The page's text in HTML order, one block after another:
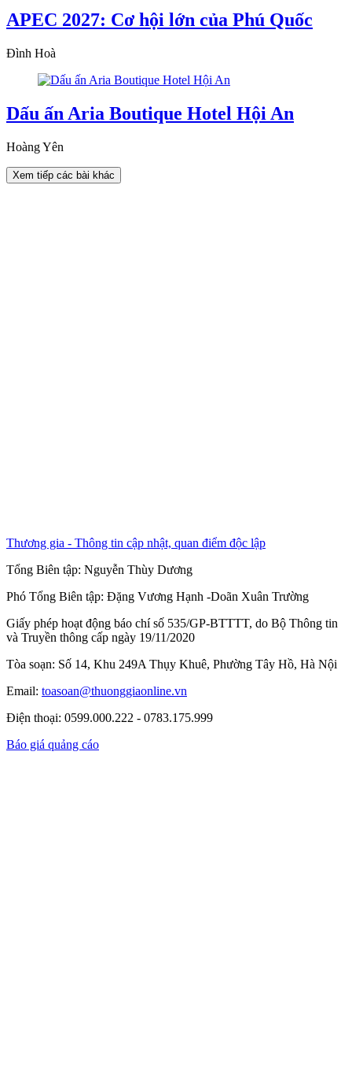
APEC 2027: Cơ hội lớn của Phú Quốc
Đình Hoà
Dấu ấn Aria Boutique Hotel Hội An
Hoàng Yên
Xem tiếp các bài khác
Thương gia - Thông tin cập nhật, quan điểm độc lập
Tổng Biên tập: Nguyễn Thùy Dương
Phó Tổng Biên tập: Đặng Vương Hạnh -Doãn Xuân Trường
Giấy phép hoạt động báo chí số 535/GP-BTTTT, do Bộ Thông tin
và Truyền thông cấp ngày 19/11/2020
Tòa soạn: Số 14, Khu 249A Thụy Khuê, Phường Tây Hồ, Hà Nội
Email: toasoan@thuonggiaonline.vn
Điện thoại: 0599.000.222 - 0783.175.999
Báo giá quảng cáo